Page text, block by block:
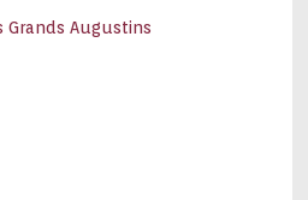
Grands Augustins